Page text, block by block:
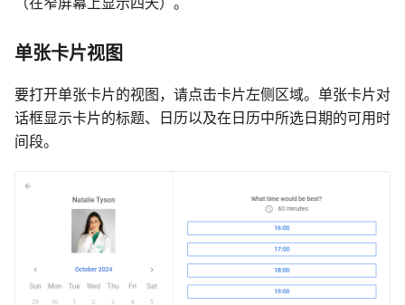
单张卡片视图
要打开单张卡片的视图，请点击卡片左侧区域。单张卡片对
话框显示卡片的标题、日历以及在日历中所选日期的可用时
间段。